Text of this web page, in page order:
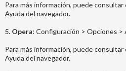
Para más información, puede
Ayuda del navegador.
5. Opera: Configuración > Opciones >
Para más información, puede
Ayuda del navegador.